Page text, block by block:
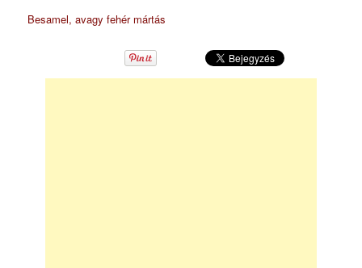
Besamel, avagy fehér mártás